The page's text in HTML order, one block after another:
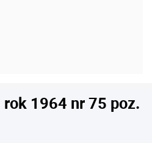
1964 nr 75 poz.